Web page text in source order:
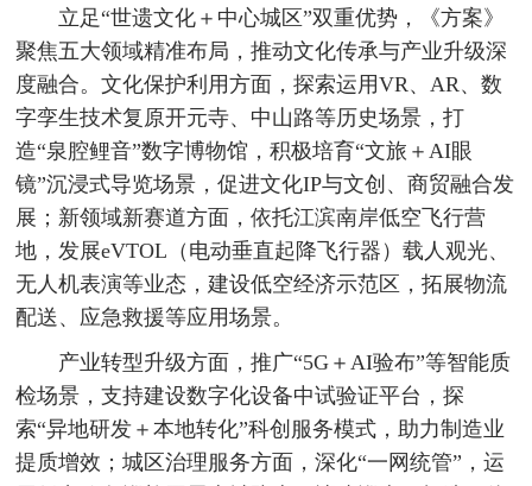
立足“世遗文化＋中心城区”双重优势，《方案》
聚焦五大领域精准布局，推动文化传承与产业升级深
度融合。文化保护利用方面，探索运用VR、AR、数
字孪生技术复原开元寺、中山路等历史场景，打
造“泉腔鲤音”数字博物馆，积极培育“文旅＋AI眼
镜”沉浸式导览场景，促进文化IP与文创、商贸融合发
展；新领域新赛道方面，依托江滨南岸低空飞行营
地，发展eVTOL（电动垂直起降飞行器）载人观光、
无人机表演等业态，建设低空经济示范区，拓展物流
配送、应急救援等应用场景。
产业转型升级方面，推广“5G＋AI验布”等智能质
检场景，支持建设数字化设备中试验证平台，探
索“异地研发＋本地转化”科创服务模式，助力制造业
提质增效；城区治理服务方面，深化“一网统管”，运